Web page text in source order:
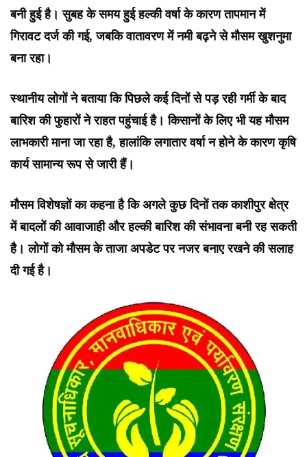
बनी हुई है। सुबह के समय हुई हल्की वर्षा के कारण तापमान में
गिरावट दर्ज की गई, जबकि वातावरण में नमी बढ़ने से मौसम खुशनुमा
बना रहा।
स्थानीय लोगों ने बताया कि पिछले कई दिनों से पड़ रही गर्मी के बाद
बारिश की फुहारों ने राहत पहुंचाई है। किसानों के लिए भी यह मौसम
लाभकारी माना जा रहा है, हालांकि लगातार वर्षा न होने के कारण कृषि
कार्य सामान्य रूप से जारी हैं।
मौसम विशेषज्ञों का कहना है कि अगले कुछ दिनों तक काशीपुर क्षेत्र
में बादलों की आवाजाही और हल्की बारिश की संभावना बनी रह सकती
है। लोगों को मौसम के ताजा अपडेट पर नजर बनाए रखने की सलाह
दी गई है।